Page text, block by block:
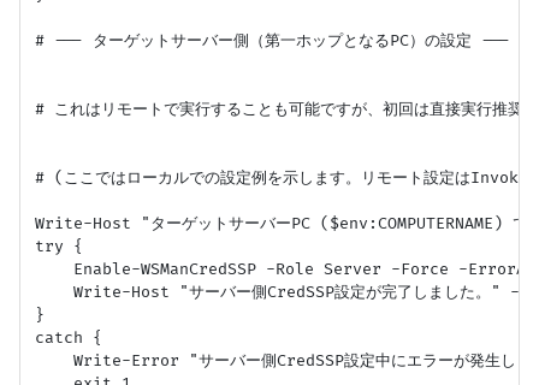
# --- ターゲットサーバー側（第一ホップとなるPC）の設定 ---
# これはリモートで実行することも可能ですが、初回は直接実行推奨
# (ここではローカルでの設定例を示します。リモート設定はInvoke-
Write-Host "ターゲットサーバーPC ($env:COMPUTERNAME)
try {
Enable-WSManCredSSP -Role Server -Force -
Write-Host "サーバー側CredSSP設定が完了しました。"
}
catch {
Write-Error "サーバー側CredSSP設定中にエラーが発生